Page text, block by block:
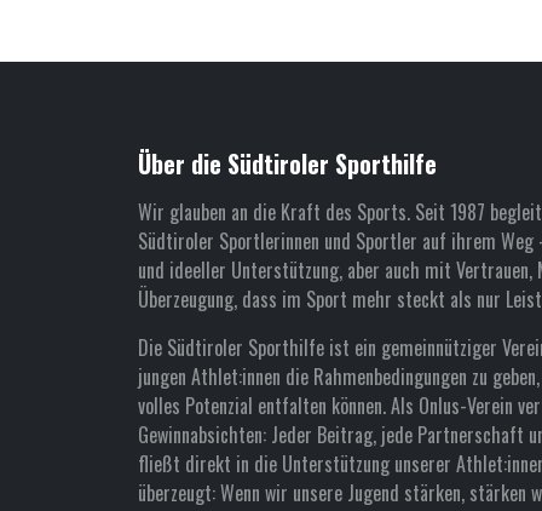
Über die Südtiroler Sporthilfe
Wir glauben an die Kraft des Sports. Seit 1987
Südtiroler Sportlerinnen und Sportler auf ihrem
und ideeller Unterstützung, aber auch mit Vertrauen,
Überzeugung, dass im Sport mehr steckt als nur
Die Südtiroler Sporthilfe ist ein gemeinnütziger
jungen Athlet:innen die Rahmenbedingungen zu
volles Potenzial entfalten können. Als Onlus-Verein
Gewinnabsichten: Jeder Beitrag, jede Partnerschaft
fließt direkt in die Unterstützung unserer
überzeugt: Wenn wir unsere Jugend stärken, stärken